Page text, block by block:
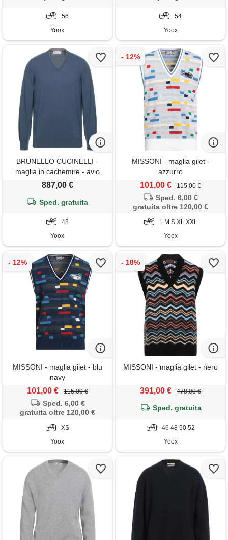
56
Yoox
54
Yoox
BRUNELLO CUCINELLI -
maglia in cachemire - avio
887,00 €
Sped. gratuita
48
Yoox
MISSONI - maglia gilet -
azzurro
101,00 € 115,00 €
Sped. 6,00 €
gratuita oltre 120,00 €
L M S XL XXL
Yoox
MISSONI - maglia gilet - blu
navy
101,00 € 115,00 €
Sped. 6,00 €
gratuita oltre 120,00 €
XS
Yoox
MISSONI - maglia gilet - nero
391,00 € 478,00 €
Sped. gratuita
46 48 50 52
Yoox